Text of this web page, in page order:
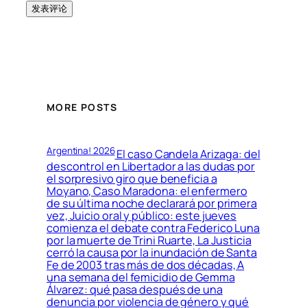
MORE POSTS
Argentina! 2026El caso Candela Arizaga: del
descontrol en Libertador a las dudas por
el sorpresivo giro que beneficia a
Moyano, Caso Maradona: el enfermero
de su última noche declarará por primera
vez, Juicio oral y público: este jueves
comienza el debate contra Federico Luna
por la muerte de Trini Ruarte, La Justicia
cerró la causa por la inundación de Santa
Fe de 2003 tras más de dos décadas, A
una semana del femicidio de Gemma
Álvarez: qué pasa después de una
denuncia por violencia de género y qué